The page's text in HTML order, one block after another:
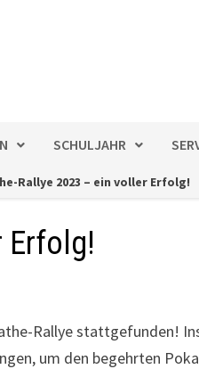
SCHULJAHR
Rallye 2023 – ein voller Erfolg!
Erfolg!
Rallye stattgefunden!
um den begehrten